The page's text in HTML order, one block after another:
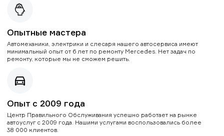
Опытные мастера
Автомеханики, электрики и слесаря нашего автосервиса имеют
минимальный опыт от 6 лет по ремонту Mercedes. Нет задач по
ремонту, которые мы не сможем решить.
Опыт с 2009 года
Центр Правильного Обслуживания успешно работает на рынке
автоуслуг с 2009 года. Нашими услугами воспользовались более
38 000 клиентов.